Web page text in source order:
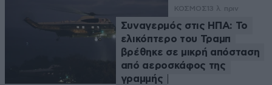
ΚΟΣΜΟΣ 13 λ. πριν
Συναγερμός στις ΗΠΑ: Το
ελικόπτερο του Τραμπ
βρέθηκε σε μικρή απόσταση
από αεροσκάφος της
γραμμής